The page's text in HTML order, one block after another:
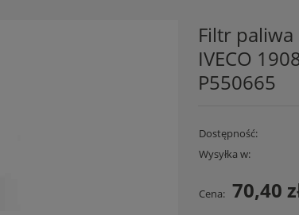
Filtr paliwa
IVECO
P550665
Dostępność:
Wysyłka w:
Cena: 70,40